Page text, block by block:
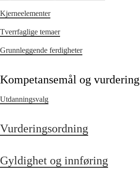
Kjerneelementer
Tverrfaglige temaer
Grunnleggende ferdigheter
Kompetansemål og vurdering
Utdanningsvalg
Vurderingsordning
Gyldighet og innføring